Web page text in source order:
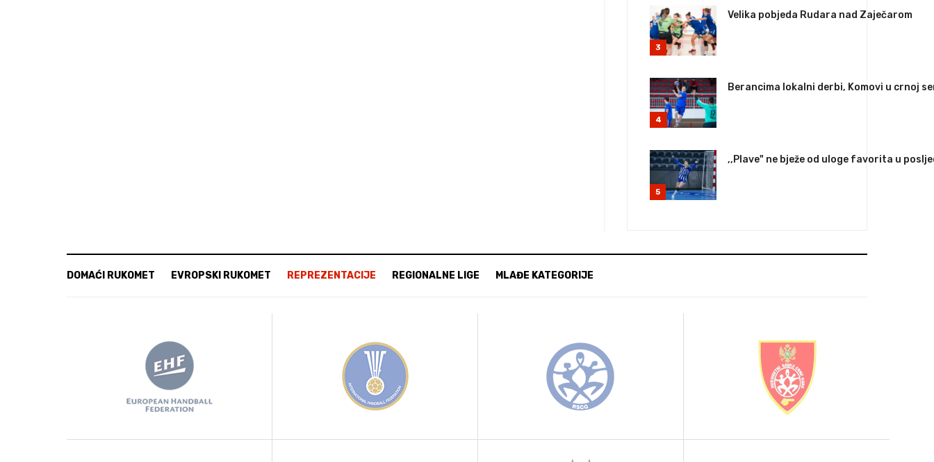
3
Velika pobjeda Rudara nad Zaječarom
4
Berancima lokalni derbi, Komovi u crnoj
5
,,Plave" ne bježe od uloge favorita u
DOMAĆI RUKOMET EVROPSKI RUKOMET REPREZENTACIJE REGIONALNE LIGE MLAĐE KATEGORIJE